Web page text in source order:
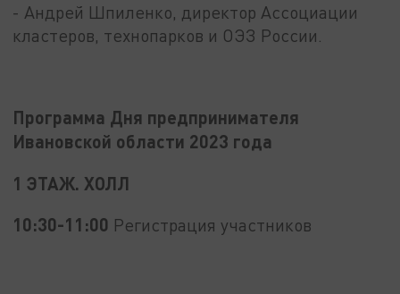
- Андрей Шпиленко, директор Ассоциации
кластеров, технопарков и ОЭЗ России.
Программа Дня предпринимателя
Ивановской области 2023 года
1 ЭТАЖ. ХОЛЛ
10:30-11:00 Регистрация участников